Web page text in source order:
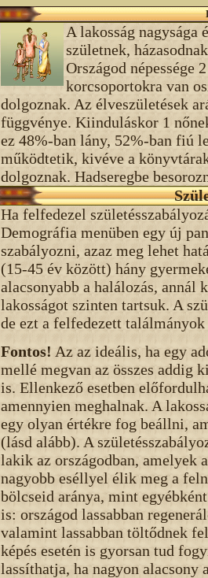
A lakosság
születnek,
Országod népessége
korcsoportokra van
dolgoznak. Az élveszületések
függvénye. Kiinduláskor 1
ez 48%-ban lány, 52%-ban fiú
működtetik, kivéve a
dolgoznak. Hadseregbe
Ha felfedezel
Demográfia menüben egy új
szabályozni, azaz meg lehet
(15-45 év között) hány
alacsonyabb a halálozás, annál
lakosságot szinten tartsuk. A
de ezt a felfedezett
Fontos! Az az ideális, ha egy
mellé megvan az összes addig
is. Ellenkező esetben
amennyien meghalnak. A
egy olyan értékre fog beállni,
(lásd alább). A
lakik az országodban, amelyek
nagyobb eséllyel élik meg a
bölcseid aránya, mint
is: országod lassabban
valamint lassabban töltődnek
képés esetén is gyorsan tud
lassíthatja, ha nagyon alacsony